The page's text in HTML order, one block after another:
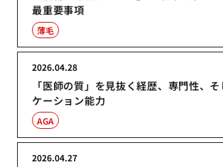
最重要事項
薄毛
「医師の質」を見抜く経歴、専門性、
ケーション能力
2026.04.28
AGA
2026.04.27